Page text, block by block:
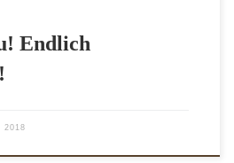
Endlich
2018